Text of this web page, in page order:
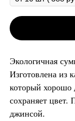
Экологичная
Изготовлена из
который хорошо
сохраняет цвет.
джинсой.